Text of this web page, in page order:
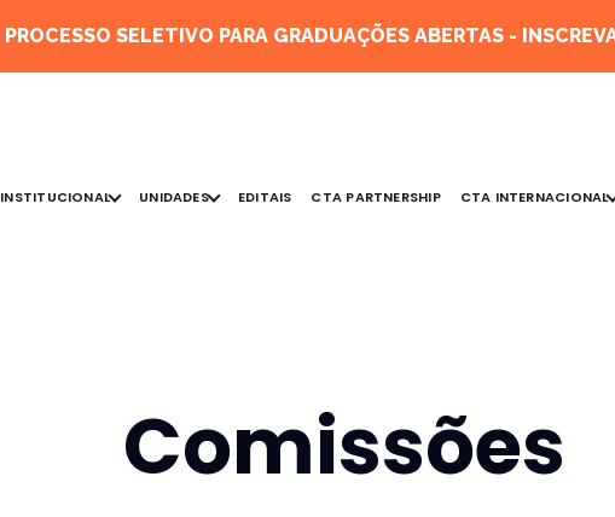
PROCESSO SELETIVO PARA GRADUAÇÕES ABERTAS -
INSTITUCIONAL UNIDADES EDITAIS CTA PARTNERSHIP CTA INTERNACIONAL
Comissões